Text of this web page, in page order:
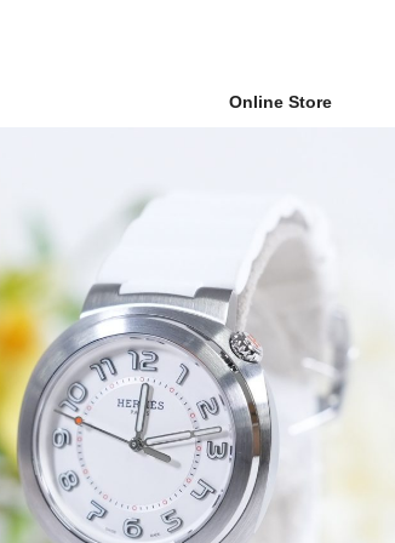
Online Store